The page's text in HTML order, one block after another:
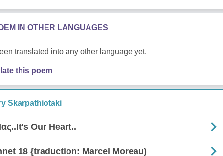
IN OTHER LANGUAGES
translated into any other language yet.
this poem
Skarpathiotaki
Our Heart..
18 {traduction: Marcel Moreau)